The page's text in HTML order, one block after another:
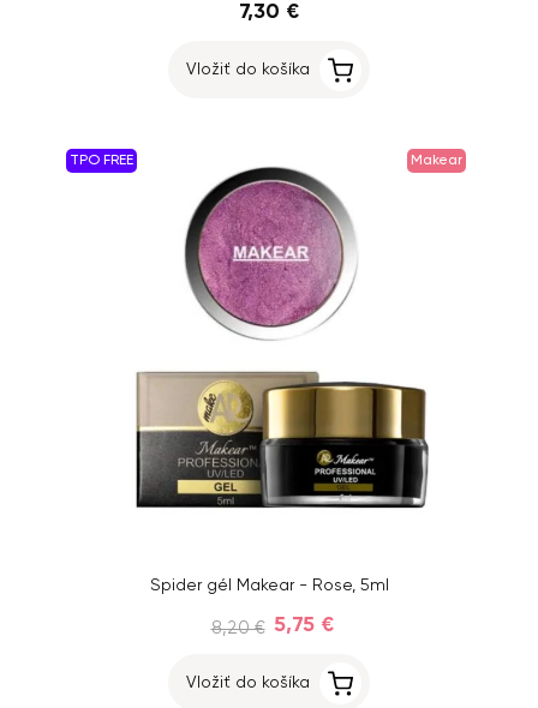
7,30 €
Vložiť do košíka
TPO FREE Makear
Spider gél Makear - Rose, 5ml
8,20 € 5,75 €
Vložiť do košíka